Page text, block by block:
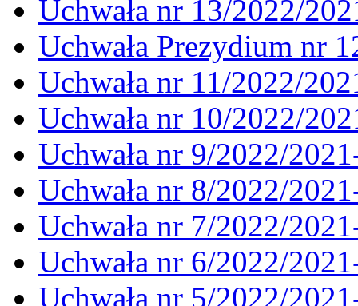
Uchwała nr 13/2022/
Uchwała Prezydium nr
Uchwała nr 11/2022/
Uchwała nr 10/2022/
Uchwała nr 9/2022/
Uchwała nr 8/2022/
Uchwała nr 7/2022/
Uchwała nr 6/2022/
Uchwała nr 5/2022/